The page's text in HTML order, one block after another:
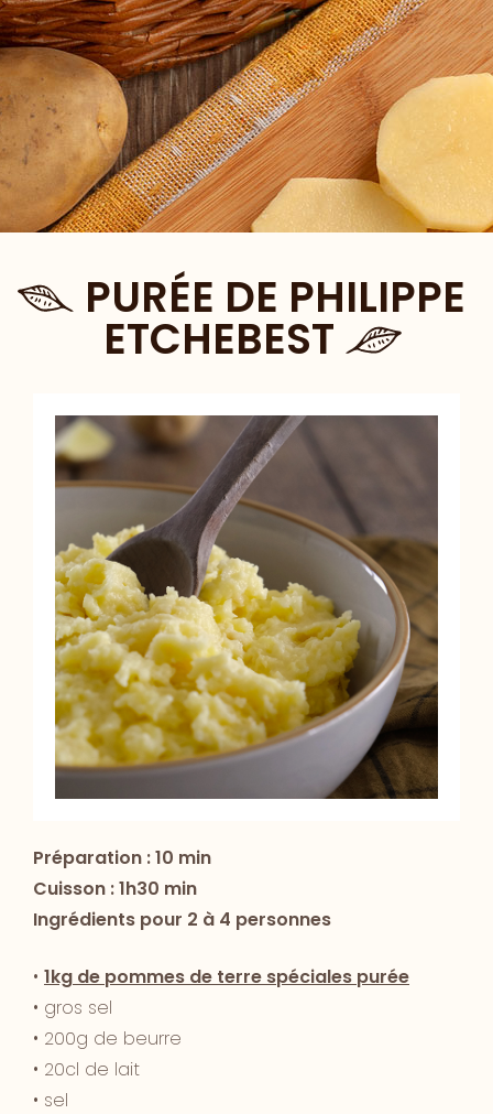
PURÉE DE PHILIPPE
ETCHEBEST
Préparation : 10 min
Cuisson : 1h30 min
Ingrédients pour 2 à 4 personnes
• 1kg de pommes de terre spéciales purée
• gros sel
• 200g de beurre
• 20cl de lait
• sel